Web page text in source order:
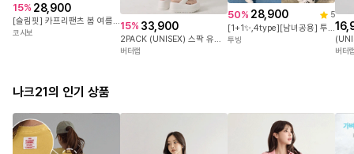
15% 28,900
[슬림핏] 카프리팬츠 봄 여름 여성 7부 반바지 키작녀 면 스판 블랙 바이커팬츠 스탠다드 카프리
코시보
15% 33,900
2PACK (UNISEX) 스팍 유틸리티 밴딩 카고 버뮤다 팬츠
버터랩
50% 28,900 5
[1+1✨,4type][남녀공용] 투빙 기획 6부 와이드 트레이닝 버뮤다팬츠
투빙
버터
나크21의 인기 상품